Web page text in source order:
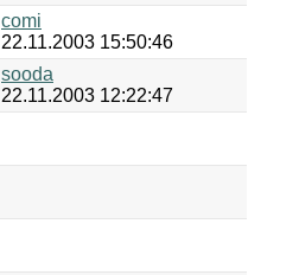
comi
22.11.2003 15:50:46
sooda
22.11.2003 12:22:47